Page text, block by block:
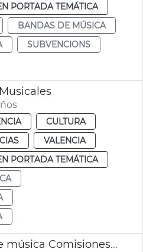
PORTADA TEMÁTICA
BANDAS DE MÚSICA
SUBVENCIONS
CULTURA
VALENCIA
PORTADA TEMÁTICA
Ayudas bandas de música Comisiones falleras 2022